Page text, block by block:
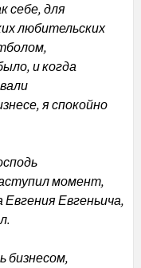
себе, для
любительских
и когда
я спокойно
момент,
Евгения Евгеньича,
бизнесом,